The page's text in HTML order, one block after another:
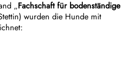
„Fachschaft für bodenständige
wurden die Hunde mit